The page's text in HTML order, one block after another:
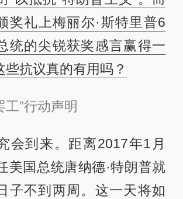
奖礼上梅丽尔·斯特里普6
统的尖锐获奖感言赢得一
些抗议真的有用吗？
工”行动声明
会到来。距离2017年1月
美国总统唐纳德·特朗普就
子不到两周。这一天将如